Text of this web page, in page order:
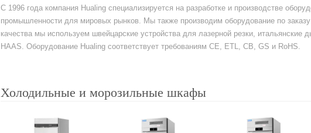
С 1996 года компания Hualing специализируется на разработке и производстве
промышленности для мировых рынков. Мы также производим оборудование по
качества мы используем швейцарские устройства для лазерной резки,
HAAS. Оборудование Hualing соответствует требованиям CE, ETL, CB, GS и RoHS.
Холодильные и морозильные шкафы